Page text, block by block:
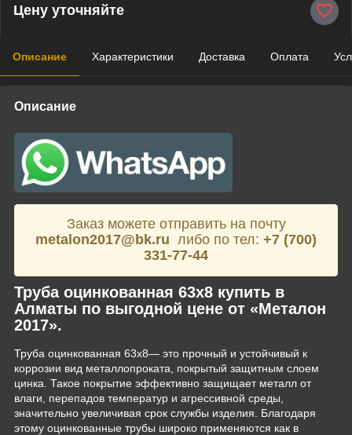
Цену уточняйте
Описание Характеристики Доставка Оплата
Описание
Заказ можете отправить на почту
metalon2017@bk.ru либо по тел: +7 (700)
331-77-44
Труба оцинкованная 63х8 купить в
Алматы по выгодной цене от «Металон
2017».
Труба оцинкованная 63х8— это прочный и устойчивый к
коррозии вид металлопроката, покрытый защитным слоем
цинка. Такое покрытие эффективно защищает металл от
влаги, перепадов температур и агрессивной среды,
значительно увеличивая срок службы изделия. Благодаря
этому оцинкованные трубы широко применяются как в